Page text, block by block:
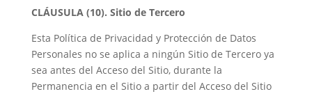
CLÁUSULA (10). Sitio de Tercero
Esta Política de Privacidad y Protección de Datos
Personales no se aplica a ningún Sitio de Tercero ya
sea antes del Acceso del Sitio, durante la
Permanencia en el Sitio a partir del Acceso del Sitio